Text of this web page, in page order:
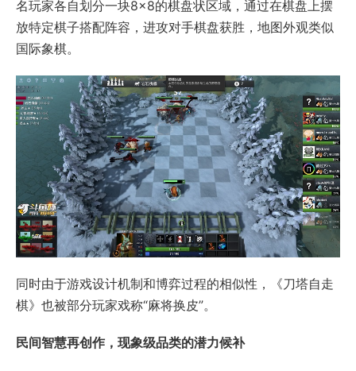
名玩家各自划分一块8×8的棋盘状区域，通过在棋盘上摆
放特定棋子搭配阵容，进攻对手棋盘获胜，地图外观类似
国际象棋。
同时由于游戏设计机制和博弈过程的相似性，《刀塔自走
棋》也被部分玩家戏称“麻将换皮”。
民间智慧再创作，现象级品类的潜力候补